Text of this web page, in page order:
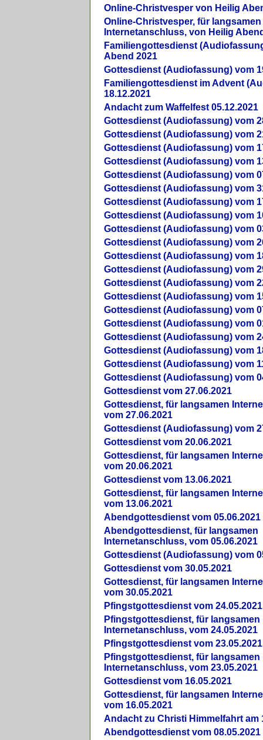
Online-Christvesper von Heilig
Online-Christvesper, für langsamen
Internetanschluss, von Heilig
Familiengottesdienst
Abend 2021
Gottesdienst (Audiofassung) vom
Familiengottesdienst im Advent
18.12.2021
Andacht zum Waffelfest 05.12.2021
Gottesdienst (Audiofassung) vom
Gottesdienst (Audiofassung) vom
Gottesdienst (Audiofassung) vom
Gottesdienst (Audiofassung) vom
Gottesdienst (Audiofassung) vom
Gottesdienst (Audiofassung) vom
Gottesdienst (Audiofassung) vom
Gottesdienst (Audiofassung) vom
Gottesdienst (Audiofassung) vom
Gottesdienst (Audiofassung) vom
Gottesdienst (Audiofassung) vom
Gottesdienst (Audiofassung) vom
Gottesdienst (Audiofassung) vom
Gottesdienst (Audiofassung) vom
Gottesdienst (Audiofassung) vom
Gottesdienst (Audiofassung) vom
Gottesdienst (Audiofassung) vom
Gottesdienst (Audiofassung) vom
Gottesdienst (Audiofassung) vom
Gottesdienst (Audiofassung) vom
Gottesdienst vom 27.06.2021
Gottesdienst, für langsamen
vom 27.06.2021
Gottesdienst (Audiofassung) vom
Gottesdienst vom 20.06.2021
Gottesdienst, für langsamen
vom 20.06.2021
Gottesdienst vom 13.06.2021
Gottesdienst, für langsamen
vom 13.06.2021
Abendgottesdienst vom 05.06.2021
Abendgottesdienst, für langsamen
Internetanschluss, vom 05.06.2021
Gottesdienst (Audiofassung) vom
Gottesdienst vom 30.05.2021
Gottesdienst, für langsamen
vom 30.05.2021
Pfingstgottesdienst vom 24.05.2021
Pfingstgottesdienst, für langsamen
Internetanschluss, vom 24.05.2021
Pfingstgottesdienst vom 23.05.2021
Pfingstgottesdienst, für langsamen
Internetanschluss, vom 23.05.2021
Gottesdienst vom 16.05.2021
Gottesdienst, für langsamen
vom 16.05.2021
Andacht zu Christi Himmelfahrt am
Abendgottesdienst vom 08.05.2021